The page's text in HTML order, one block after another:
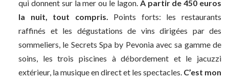
qui donnent sur la mer ou le lagon. À partir de 450 euros
la nuit, tout compris. Points forts: les restaurants
raffinés et les dégustations de vins dirigées par des
sommeliers, le Secrets Spa by Pevonia avec sa gamme de
soins, les trois piscines à débordement et le jacuzzi
extérieur, la musique en direct et les spectacles. C’est mon